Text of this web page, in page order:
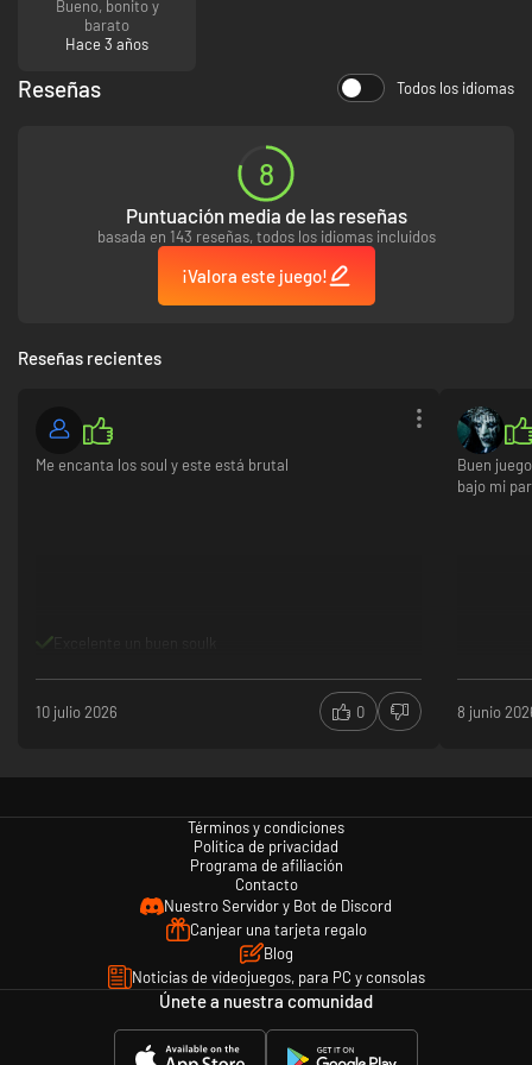
Bueno, bonito y
barato
Hace 3 años
Reseñas Todos los idiomas
8
Puntuación media de las reseñas
basada en 143 reseñas, todos los idiomas incluidos
¡Valora este juego!
Reseñas recientes
Me encanta los soul y este está brutal
10 julio 2026 0
Buen
bajo mi
8 junio
Términos y condiciones
Política de privacidad
Programa de afiliación
Contacto
Nuestro Servidor y Bot de Discord
Canjear una tarjeta regalo
Blog
Noticias de videojuegos, para PC y consolas
Únete a nuestra comunidad